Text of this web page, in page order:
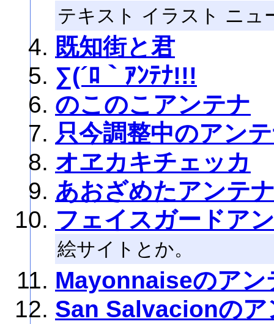
テキスト イラスト ニュ
既知街と君
∑(´ﾛ｀ｱﾝﾃﾅ!!!
のこのこアンテナ
只今調整中のアン
オヱカキチェッカ
あおざめたアンテ
フェイスガードア
絵サイトとか。
Mayonnaiseのアン
San Salvacionのア